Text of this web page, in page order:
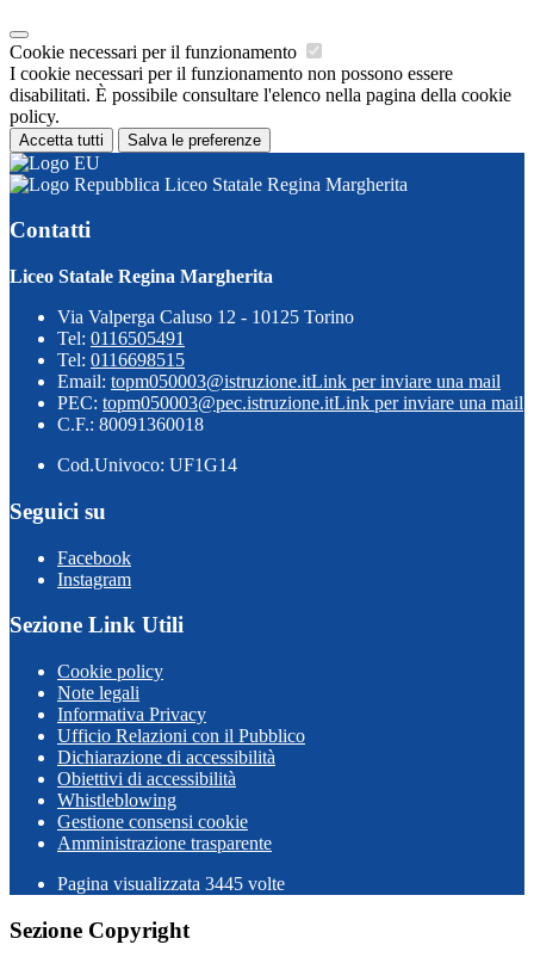
Cookie necessari per il funzionamento
I cookie necessari per il funzionamento non possono essere
disabilitati. È possibile consultare l'elenco nella pagina della cookie
policy.
Accetta tutti Salva le preferenze
Liceo Statale Regina Margherita
Contatti
Liceo Statale Regina Margherita
Via Valperga Caluso 12 - 10125 Torino
Tel: 0116505491
Tel: 0116698515
Email: topm050003@istruzione.itLink per inviare una mail
PEC: topm050003@pec.istruzione.itLink per inviare una mail
C.F.: 80091360018
Cod.Univoco: UF1G14
Seguici su
Facebook
Instagram
Sezione Link Utili
Cookie policy
Note legali
Informativa Privacy
Ufficio Relazioni con il Pubblico
Dichiarazione di accessibilità
Obiettivi di accessibilità
Whistleblowing
Gestione consensi cookie
Amministrazione trasparente
Pagina visualizzata 3445 volte
Sezione Copyright